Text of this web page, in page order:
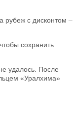
рубеж с дисконтом –
сохранить
удалось. После
«Уралхима»